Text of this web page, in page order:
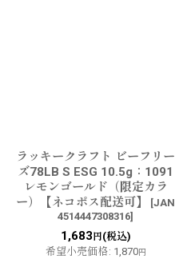
ラッキークラフト ビーフリー
ズ78LB S ESG 10.5g：1091
レモンゴールド（限定カラ
ー）【ネコポス配送可】
[JAN
4514447308316]
1,683 円(税込)
希望小売価格: 1,870円